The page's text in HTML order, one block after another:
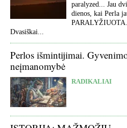
paralyzed... Jau
dienos, kai Perla
Dvasiškai...
Perlos išmintijimai.
neįmanomybė
RADIKALIAI